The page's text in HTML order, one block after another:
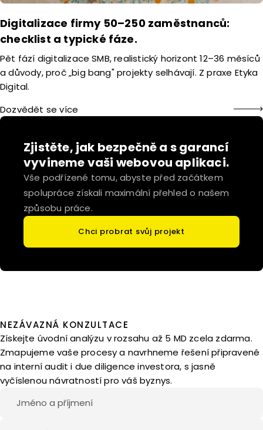
Digitalizace firmy 50–250 zaměstnanců:
checklist a typické fáze.
Pět fází digitalizace SMB, realistický horizont 12–36 měsíců
a důvody, proč „big bang" projekty selhávají. Z praxe Etyka
Digital.
Dozvědět se více
Zjistěte, jak bezpečně a s garancí
vyvineme vaši webovou aplikaci.
Vše podřízené tomu, abyste před začátkem
spolupráce získali maximální přehled o našem
způsobu práce.
Chci probrat svůj projekt
NEZÁVAZNÁ KONZULTACE
Získejte úvodní analýzu v rozsahu až 5 MD zcela zdarma.
Zmapujeme vaše procesy a navrhneme řešení připravené
na interní audit i due diligence investora, s jasně
vyčíslenou návratností pro váš byznys.